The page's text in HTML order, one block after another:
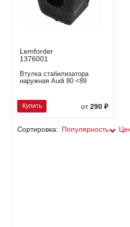
Lemforder
1376001
Втулка стабилизатора
наружная Audi 80 <89
Купить от290 ₽
Сортировка: Популярность